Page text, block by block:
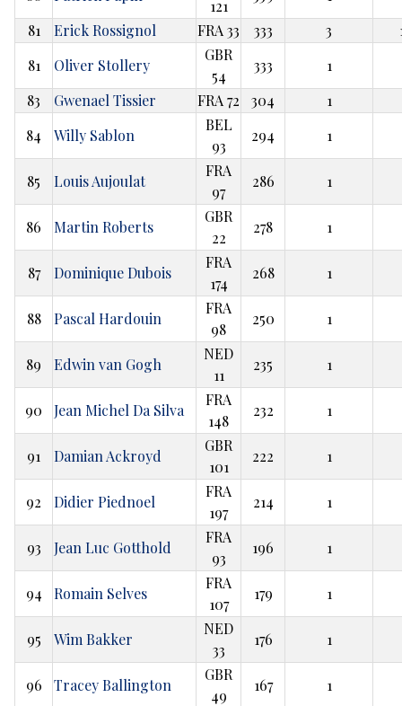
121
81
Erick Rossignol FRA 33 333 3
81
Oliver Stollery
GBR
54
333
1
83
Gwenael Tissier FRA 72 304
1
84
Willy Sablon
BEL
93
294 1
85 Louis Aujoulat
FRA
97
286 1
86 Martin Roberts
GBR
22
278 1
87 Dominique Dubois
FRA
174
268 1
88 Pascal Hardouin
FRA
98
250 1
89 Edwin van Gogh
NED
11
235 1
90 Jean Michel Da Silva
FRA
148
232 1
91 Damian Ackroyd
GBR
101
222 1
92 Didier Piednoel
FRA
197
214 1
93 Jean Luc Gotthold
FRA
93
196 1
94 Romain Selves
FRA
107
179 1
95 Wim Bakker
NED
33
176 1
96 Tracey Ballington
GBR
49
167 1